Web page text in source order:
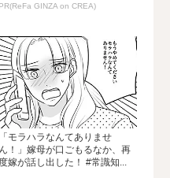
PR(ReFa GINZA on CREA)
「モラハラなんてありませ
ん！」嫁母が口ごもるなか、再
度嫁が話し出した！ #常識知...